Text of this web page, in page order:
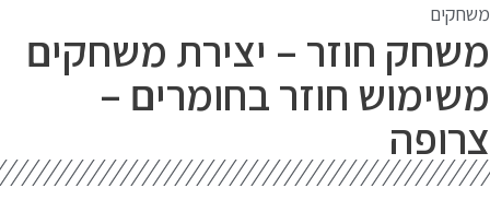
חוזר – יצירת משחקים
חוזר בחומרים –